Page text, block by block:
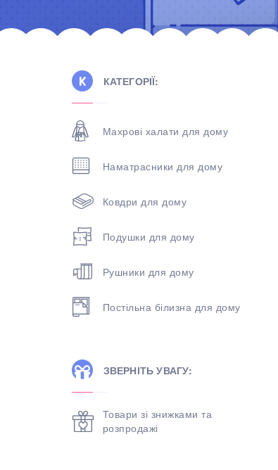
КАТЕГОРІЇ:
Махрові халати для дому
Наматрасники для дому
Ковдри для дому
Подушки для дому
Рушники для дому
Постільна білизна для дому
ЗВЕРНІТЬ УВАГУ:
Товари зі знижками та
розпродажі